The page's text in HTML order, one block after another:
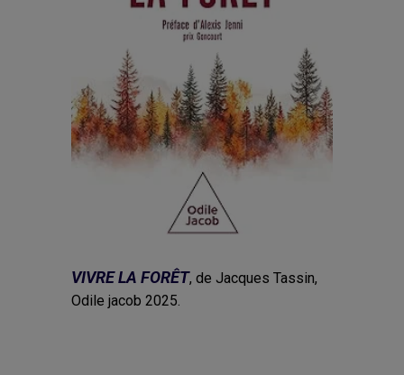
VIVRE LA FORÊT, de Jacques Tassin,
Odile jacob 2025.